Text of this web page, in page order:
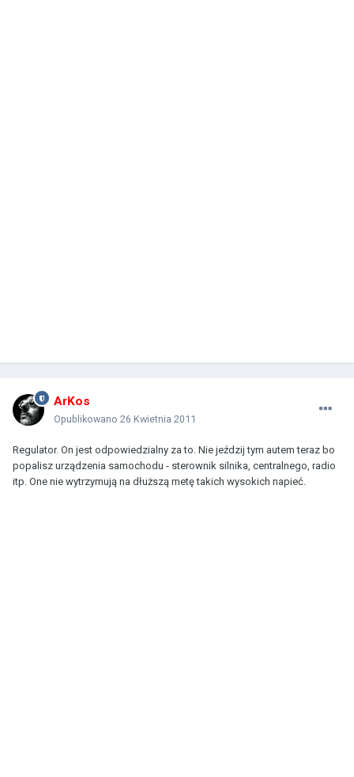
ArKos
Opublikowano 26 Kwietnia 2011
Regulator. On jest odpowiedzialny za to. Nie jeździj tym autem teraz bo
popalisz urządzenia samochodu - sterownik silnika, centralnego, radio
itp. One nie wytrzymują na dłuższą metę takich wysokich napieć.